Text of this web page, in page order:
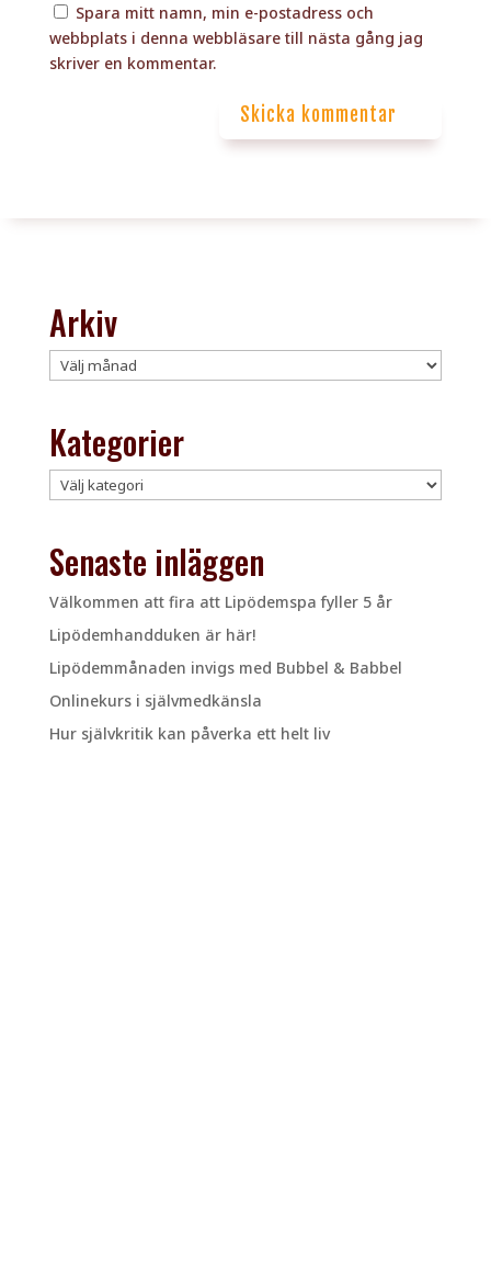
Spara mitt namn, min e-postadress och
webbplats i denna webbläsare till nästa gång jag
skriver en kommentar.
Skicka kommentar
Arkiv
Arkiv
Kategorier
Kategorier
Senaste inläggen
Välkommen att fira att Lipödemspa fyller 5 år
Lipödemhandduken är här!
Lipödemmånaden invigs med Bubbel & Babbel
Onlinekurs i självmedkänsla
Hur självkritik kan påverka ett helt liv